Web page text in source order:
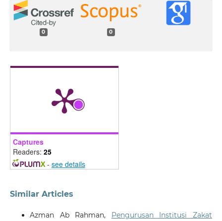
0 0
Captures
Readers: 25
- see details
Similar Articles
Azman Ab Rahman, Pengurusan Institusi Zakat